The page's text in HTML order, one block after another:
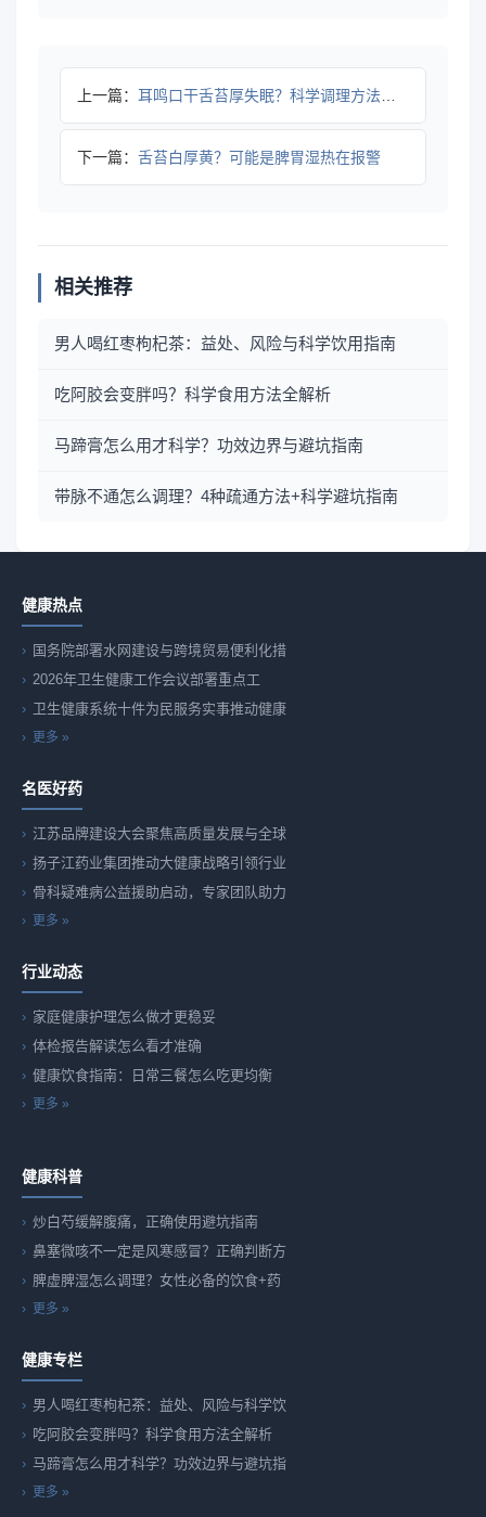
上一篇： 耳鸣口干舌苔厚失眠？科学调理方法帮你改善
下一篇： 舌苔白厚黄？可能是脾胃湿热在报警
相关推荐
男人喝红枣枸杞茶：益处、风险与科学饮用指南
吃阿胶会变胖吗？科学食用方法全解析
马蹄膏怎么用才科学？功效边界与避坑指南
带脉不通怎么调理？4种疏通方法+科学避坑指南
健康热点
国务院部署水网建设与跨境贸易便利化措
2026年卫生健康工作会议部署重点工
卫生健康系统十件为民服务实事推动健康
更多 »
名医好药
江苏品牌建设大会聚焦高质量发展与全球
扬子江药业集团推动大健康战略引领行业
骨科疑难病公益援助启动，专家团队助力
更多 »
行业动态
家庭健康护理怎么做才更稳妥
体检报告解读怎么看才准确
健康饮食指南：日常三餐怎么吃更均衡
更多 »
健康科普
炒白芍缓解腹痛，正确使用避坑指南
鼻塞微咳不一定是风寒感冒？正确判断方
脾虚脾湿怎么调理？女性必备的饮食+药
更多 »
健康专栏
男人喝红枣枸杞茶：益处、风险与科学饮
吃阿胶会变胖吗？科学食用方法全解析
马蹄膏怎么用才科学？功效边界与避坑指
更多 »